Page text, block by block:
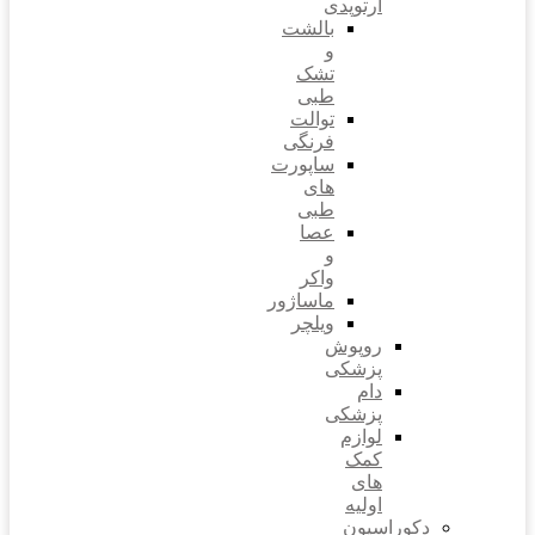
باتریارتوپدی
بالشت
توالت
فرنگی
ساپورت
عصا
ماساژور
ویلچر
روپوش
پزشکی
دام
پزشکی
لوازم
دکوراسیون